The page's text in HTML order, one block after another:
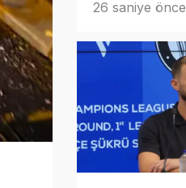
26 saniye önce